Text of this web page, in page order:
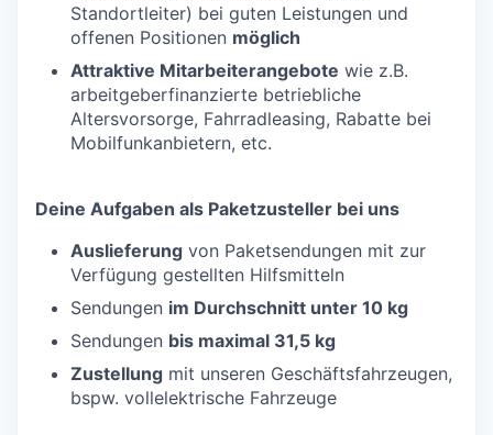
Standortleiter) bei guten Leistungen und
offenen Positionen möglich
Attraktive Mitarbeiterangebote wie z.B.
arbeitgeberfinanzierte betriebliche
Altersvorsorge, Fahrradleasing, Rabatte bei
Mobilfunkanbietern, etc.
Deine Aufgaben als Paketzusteller bei uns
Auslieferung von Paketsendungen mit zur
Verfügung gestellten Hilfsmitteln
Sendungen im Durchschnitt unter 10 kg
Sendungen bis maximal 31,5 kg
Zustellung mit unseren Geschäftsfahrzeugen,
bspw. vollelektrische Fahrzeuge